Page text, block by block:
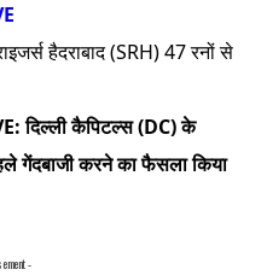
हैदराबाद (SRH) 47 रनों से
दिल्ली कैपिटल्स (DC) के
गेंदबाजी करने का फैसला किया
-